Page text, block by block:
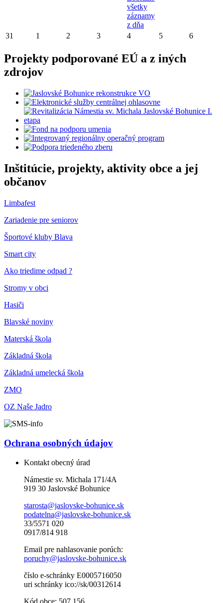
všetky
záznamy
z dňa
31 1 2 3 4 5 6
Projekty podporované EÚ a z iných
zdrojov
Inštitúcie, projekty, aktivity obce a jej
občanov
Limbafest
Zariadenie pre seniorov
Športové kluby Blava
Smart city
Ako triedime odpad ?
Stromy v obci
Hasiči
Blavské noviny
Materská škola
Základná škola
Základná umelecká škola
ZMO
OZ Naše Jadro
Ochrana osobných údajov
Kontakt obecný úrad
Námestie sv. Michala 171/4A
919 30 Jaslovské Bohunice
starosta@jaslovske-bohunice.sk
podatelna@jaslovske-bohunice.sk
33/5571 020
0917/814 918
Email pre nahlasovanie porúch:
poruchy@jaslovske-bohunice.sk
číslo e-schránky E0005716050
uri schránky ico://sk/00312614
Kód obce: 507 156